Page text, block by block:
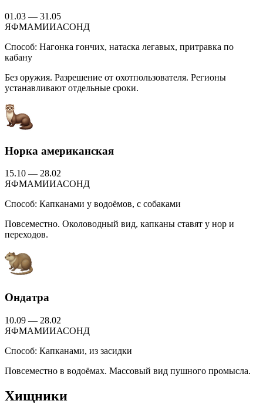
01.03 — 31.05
ЯФМАМИИАСОНД
Способ: Нагонка гончих, натаска легавых, притравка по
кабану
Без оружия. Разрешение от охотпользователя. Регионы
устанавливают отдельные сроки.
Норка американская
15.10 — 28.02
ЯФМАМИИАСОНД
Способ: Капканами у водоёмов, с собаками
Повсеместно. Околоводный вид, капканы ставят у нор и
переходов.
Ондатра
10.09 — 28.02
ЯФМАМИИАСОНД
Способ: Капканами, из засидки
Повсеместно в водоёмах. Массовый вид пушного промысла.
Хищники